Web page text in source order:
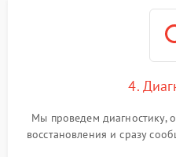
4.
Мы проведем диагностику,
восстановления и сразу